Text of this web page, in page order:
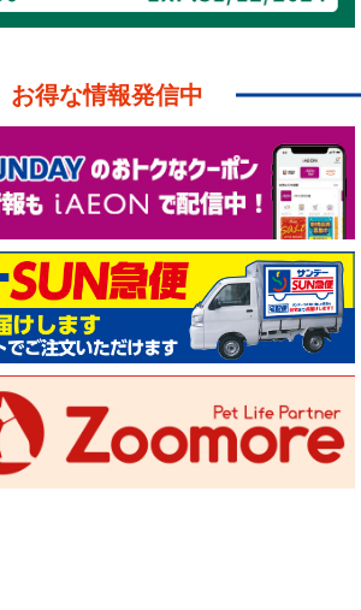
お得な情報発信中